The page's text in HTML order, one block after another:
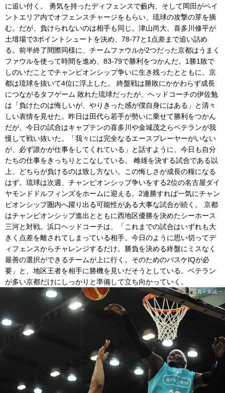
に追い付く。 勇気を持ったディフェンスで藪内、そして岡田がペイ
ントエリア内でオフェンスチャージをもらい、琉球の攻撃の芽を摘
む。だが、負けられないのは相手も同じ。津山尚大、喜多川修平が
土壇場で3ポイントシュートを決め、78-77と1点差まで追い詰め
る。前半終了間際同様に、チームファウルが2つだった京都はうまく
ファウルを使って時間を進め、83-79で勝利をつかんだ。1勝1敗で
しのいだことでチャンピオンシップ争いに生き残ったとともに、京
都は琉球を抜いて4位に浮上した。 終盤戦は勝敗にかかわらず成長
につながるタフゲーム 敗れた琉球だったが、ヘッドコーチの伊佐勉
は「負けたのは悔しいが、やりきった感が僕自身にはある」と清々
しい表情を見せた。昨日は田代ら若手が勢いに乗せて勝利をつかん
だが、今日の試合はキャプテンの喜多川や金城茂之らベテランが我
慢して戦い抜いた。「我々には完全なるエースプレーヤーがいない
が、必ず誰かが仕事をしてくれている」と話すように、今日も自分
たちの仕事をきっちりとこなしている。 雌雄を決する試合である以
上、どちらが負けるのは致し方ない。この悔しさが成長の糧になる
はず。琉球は次週、チャンピオンシップ争いをする2位の名古屋ダイ
ヤモンドドルフィンズをホームに迎える。2連勝すれば一気にチャン
ピオンシップ圏内へ躍り出る可能性がある大事な試合が続く。 京都
はチャンピオンシップ進出とともに西地区優勝を決めたシーホース
三河と対戦。浜口ヘッドコーチは、「これまでの試合はいずれも大
きく点差を離されてしまっている相手。今日のように思い切ってデ
ィフェンスからチャレンジするだけ。勝負を決める終盤にミスなく
最善の選択ができるチームが上に行く。そのためのバスケIQが必
要」と、地区王者を相手に勝機を見いだそうとしている。ベテラン
が多い京都だけにしっかりと準備して立ち向かっていく。
文・写真＝泉誠一